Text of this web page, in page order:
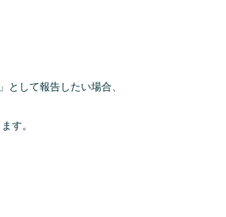
として報告したい場合、
す。